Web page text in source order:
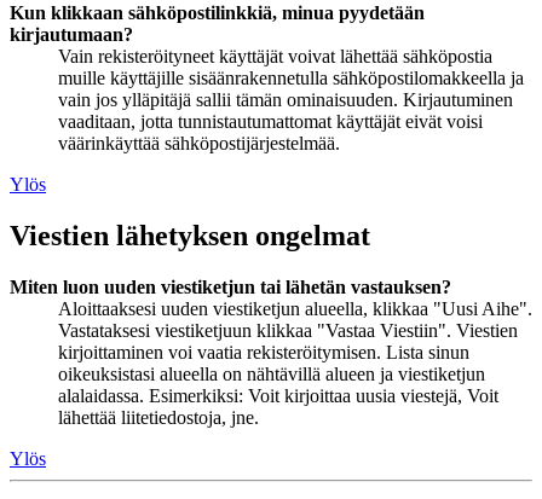
Kun klikkaan sähköpostilinkkiä, minua pyydetään
kirjautumaan?
Vain rekisteröityneet käyttäjät voivat lähettää sähköpostia
muille käyttäjille sisäänrakennetulla sähköpostilomakkeella ja
vain jos ylläpitäjä sallii tämän ominaisuuden. Kirjautuminen
vaaditaan, jotta tunnistautumattomat käyttäjät eivät voisi
väärinkäyttää sähköpostijärjestelmää.
Ylös
Viestien lähetyksen ongelmat
Miten luon uuden viestiketjun tai lähetän vastauksen?
Aloittaaksesi uuden viestiketjun alueella, klikkaa "Uusi Aihe".
Vastataksesi viestiketjuun klikkaa "Vastaa Viestiin". Viestien
kirjoittaminen voi vaatia rekisteröitymisen. Lista sinun
oikeuksistasi alueella on nähtävillä alueen ja viestiketjun
alalaidassa. Esimerkiksi: Voit kirjoittaa uusia viestejä, Voit
lähettää liitetiedostoja, jne.
Ylös